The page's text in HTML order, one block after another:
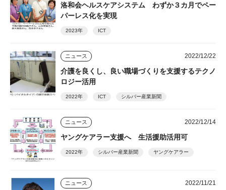
洛和会ヘルスケアシステム わずか３カ月でペー
パーレス化を実現
2023年 ICT
ニュース 2022/12/22
介護を良くし、良い職場づくりを支援するテクノ
ロジー活用
2022年 ICT シルバー産業新聞
ニュース 2022/12/14
ヤングケアラー支援へ 生活援助活用可
2022年 シルバー産業新聞 ヤングケアラー
ニュース 2022/11/21